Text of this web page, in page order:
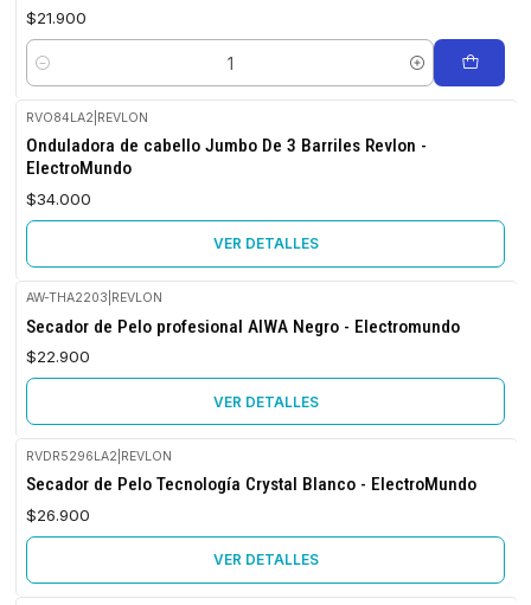
$21.900
Cantidad
No disponible
RVO84LA2 REVLON
Onduladora de cabello Jumbo De 3 Barriles Revlon -
ElectroMundo
$34.000
VER DETALLES
Agotado
AW-THA2203 REVLON
Secador de Pelo profesional AIWA Negro - Electromundo
$22.900
VER DETALLES
Agotado
RVDR5296LA2 REVLON
Secador de Pelo Tecnología Crystal Blanco - ElectroMundo
$26.900
VER DETALLES